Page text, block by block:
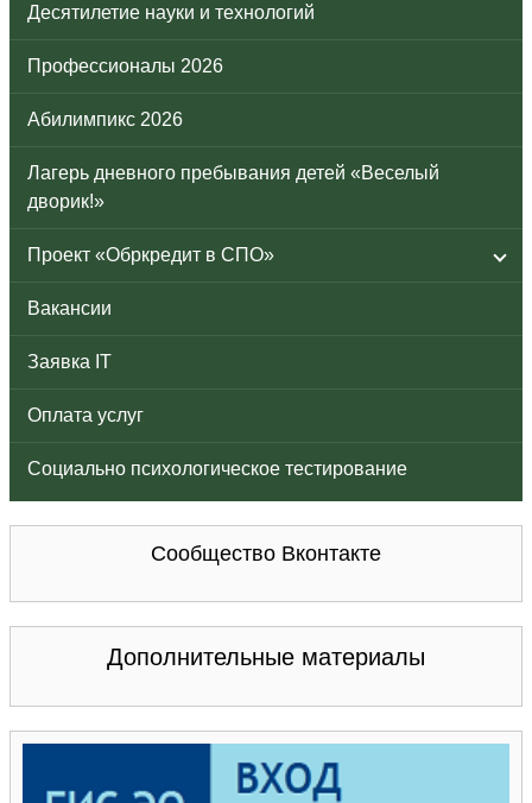
Десятилетие науки и технологий
Профессионалы 2026
Абилимпикс 2026
Лагерь дневного пребывания детей «Веселый
дворик!»
Проект «Обркредит в СПО»
Вакансии
Заявка IT
Оплата услуг
Социально психологическое тестирование
Сообщество Вконтакте
Дополнительные материалы